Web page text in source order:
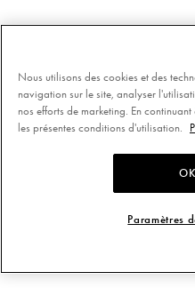
Nous utilisons des cookies et des
navigation sur le site, analyser
nos efforts de marketing. En
les présentes conditions d'utilisation.
OK
Paramètres